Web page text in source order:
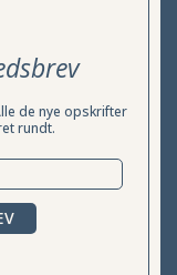
de nye opskrifter
rundt.